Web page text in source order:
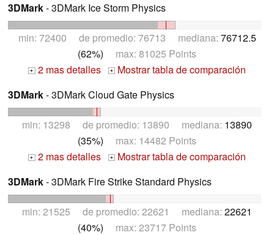
3DMark- 3DMark Ice Storm Physics
min: 72400 de promedio: 76713 mediana: 76712.5
(62%) max: 81025 Points
+ 2 mas detalles +
Mostrar tabla de comparación
3DMark- 3DMark Cloud Gate Physics
min: 13298 de promedio: 13890 mediana: 13890
(35%) max: 14482 Points
+ 2 mas detalles +
Mostrar tabla de comparación
3DMark- 3DMark Fire Strike Standard Physics
min: 21525 de promedio: 22621 mediana: 22621
(40%) max: 23717 Points